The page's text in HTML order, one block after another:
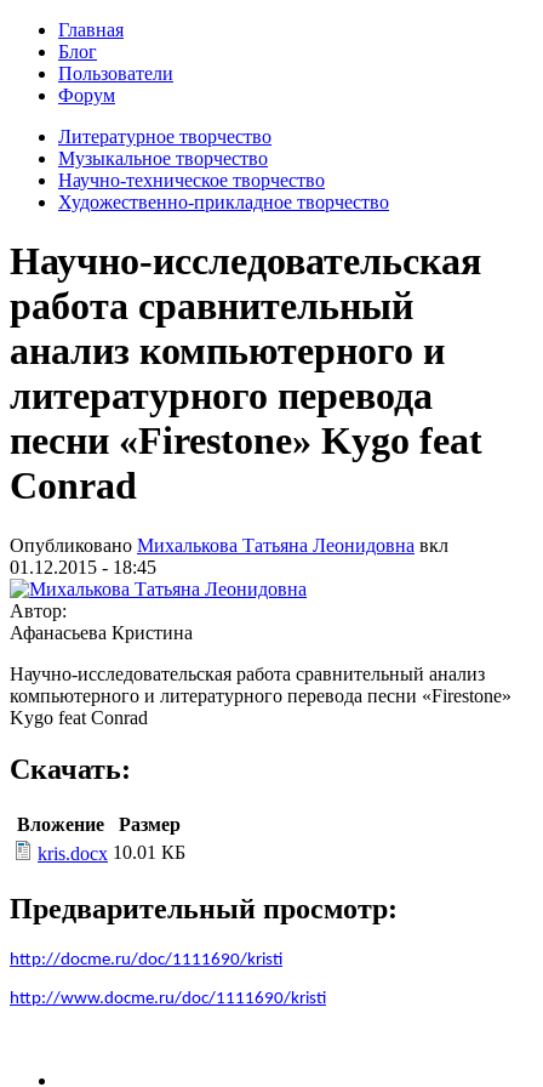
Главная
Блог
Пользователи
Форум
Литературное творчество
Музыкальное творчество
Научно-техническое творчество
Художественно-прикладное творчество
Научно-исследовательская
работа сравнительный
анализ компьютерного и
литературного перевода
песни «Firestone» Kygo feat
Conrad
Опубликовано Михалькова Татьяна Леонидовна вкл
01.12.2015 - 18:45
Автор:
Афанасьева Кристина
Научно-исследовательская работа сравнительный анализ
компьютерного и литературного перевода песни «Firestone»
Kygo feat Conrad
Скачать:
Вложение
Размер
kris.docx 10.01 КБ
Предварительный просмотр:
http://docme.ru/doc/1111690/kristi
http://www.docme.ru/doc/1111690/kristi